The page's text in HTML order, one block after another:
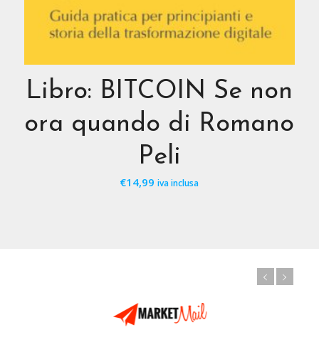
Libro: BITCOIN Se non
ora quando di Romano
Peli
€14,99 iva inclusa